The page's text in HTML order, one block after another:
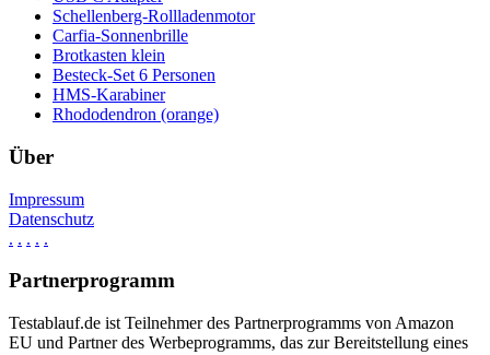
Schellenberg-Rollladenmotor
Carfia-Sonnenbrille
Brotkasten klein
Besteck-Set 6 Personen
HMS-Karabiner
Rhododendron (orange)
Über
Impressum
Datenschutz
. . . . .
Partnerprogramm
Testablauf.de ist Teilnehmer des Partnerprogramms von Amazon
EU und Partner des Werbeprogramms, das zur Bereitstellung eines